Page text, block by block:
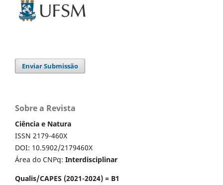
Enviar Submissão
Sobre a Revista
Ciência e Natura
ISSN 2179-460X
DOI: 10.5902/2179460X
Área do CNPq: Interdisciplinar
Qualis/CAPES (2021-2024) = B1